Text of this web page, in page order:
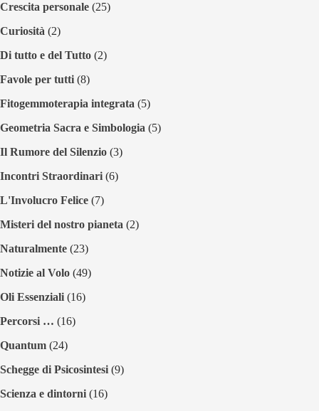
Crescita personale (25)
Curiosità (2)
Di tutto e del Tutto (2)
Favole per tutti (8)
Fitogemmoterapia integrata (5)
Geometria Sacra e Simbologia (5)
Il Rumore del Silenzio (3)
Incontri Straordinari (6)
L'Involucro Felice (7)
Misteri del nostro pianeta (2)
Naturalmente (23)
Notizie al Volo (49)
Oli Essenziali (16)
Percorsi … (16)
Quantum (24)
Schegge di Psicosintesi (9)
Scienza e dintorni (16)